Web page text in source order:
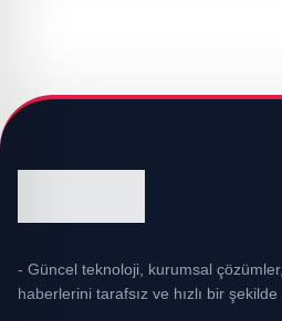
- Güncel teknoloji, kurumsal
haberlerini tarafsız ve hızlı bir şekilde